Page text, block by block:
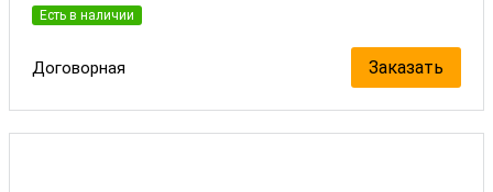
Есть в наличии
Договорная Заказать